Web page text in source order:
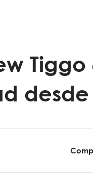
desde